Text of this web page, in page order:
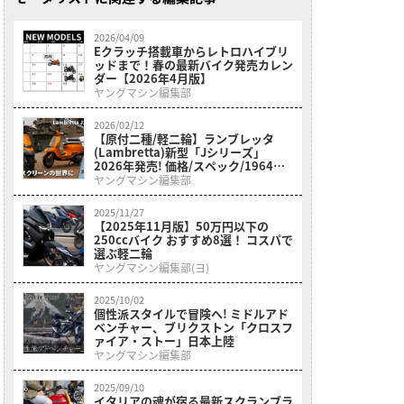
2026/04/09
Eクラッチ搭載車からレトロハイブリ
ッドまで！春の最新バイク発売カレン
ダー【2026年4月版】
ヤングマシン編集部
2026/02/12
【原付二種/軽二輪】ランブレッタ
(Lambretta)新型「Jシリーズ」
2026年発売! 価格/スペック/1964年
モデルとの違いを徹底解説
ヤングマシン編集部
2025/11/27
【2025年11月版】50万円以下の
250ccバイク おすすめ8選！ コスパで
選ぶ軽二輪
ヤングマシン編集部(ヨ)
2025/10/02
個性派スタイルで冒険へ! ミドルアド
ベンチャー、ブリクストン「クロスフ
ァイア・ストー」日本上陸
ヤングマシン編集部
2025/09/10